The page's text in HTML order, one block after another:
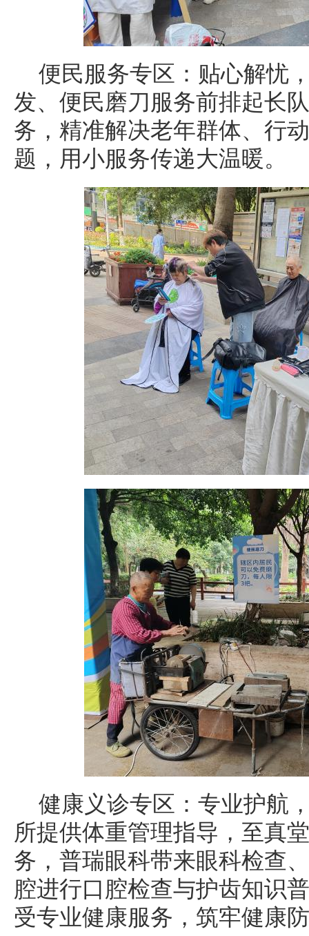
便民服务专区：贴心解忧
发、便民磨刀服务前排起长
务，精准解决老年群体、行
题，用小服务传递大温暖。
健康义诊专区：专业护航
所提供体重管理指导，至真
务，普瑞眼科带来眼科检查
腔进行口腔检查与护齿知识
受专业健康服务，筑牢健康